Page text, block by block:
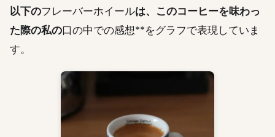
以下のフレーバーホイールは、このコーヒーを味わっ
た際の私の口の中での感想**をグラフで表現していま
す。